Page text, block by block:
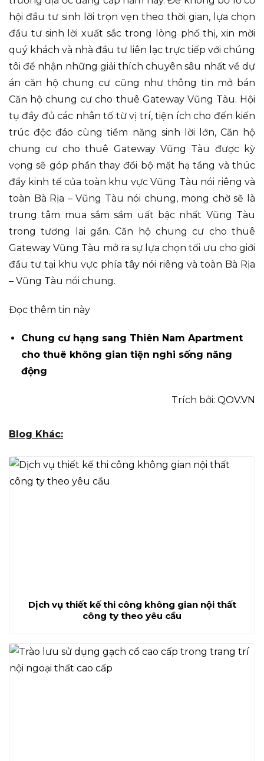
hội đầu tư sinh lời trọn vẹn theo thời gian, lựa chọn
đầu tư sinh lời xuất sắc trong lòng phố thị, xin mời
quý khách và nhà đầu tư liên lạc trực tiếp với chúng
tôi để nhận những giải thích chuyên sâu nhất về dự
án căn hộ chung cư cũng như thông tin mở bán
Căn hộ chung cư cho thuê Gateway Vũng Tàu. Hội
tụ đầy đủ các nhân tố từ vị trí, tiện ích cho đến kiến
trúc độc đáo cùng tiềm năng sinh lời lớn, Căn hộ
chung cư cho thuê Gateway Vũng Tàu được kỳ
vọng sẽ góp phần thay đổi bộ mặt hạ tầng và thúc
đẩy kinh tế của toàn khu vực Vũng Tàu nói riêng và
toàn Bà Rịa – Vũng Tàu nói chung, mong chờ sẽ là
trung tâm mua sắm sầm uất bậc nhất Vũng Tàu
trong tương lai gần. Căn hộ chung cư cho thuê
Gateway Vũng Tàu mở ra sự lựa chọn tối ưu cho giới
đầu tư tại khu vực phía tây nói riêng và toàn Bà Rịa
– Vũng Tàu nói chung.
Đọc thêm tin này
Chung cư hạng sang Thiên Nam Apartment
cho thuê không gian tiện nghi sống năng
động
Trích bởi: QOV.VN
Blog Khác:
Dịch vụ thiết kế thi công không gian nội thất
công ty theo yêu cầu